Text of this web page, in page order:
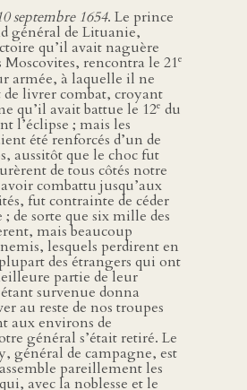
septembre 1654. Le prince
général de Lituanie,
qu’il avait naguère
rencontra le 21e
armée, à laquelle il ne
livrer combat, croyant
qu’il avait battue le 12e du
l’éclipse ; mais les
été renforcés d’un de
aussitôt que le choc fut
de tous côtés notre
combattu jusqu’aux
fut contrainte de céder
de sorte que six mille des
mais beaucoup
lesquels perdirent en
des étrangers qui ont
partie de leur
survenue donna
au reste de nos troupes
aux environs de
général s’était retiré. Le
général de campagne, est
pareillement les
avec la noblesse et le